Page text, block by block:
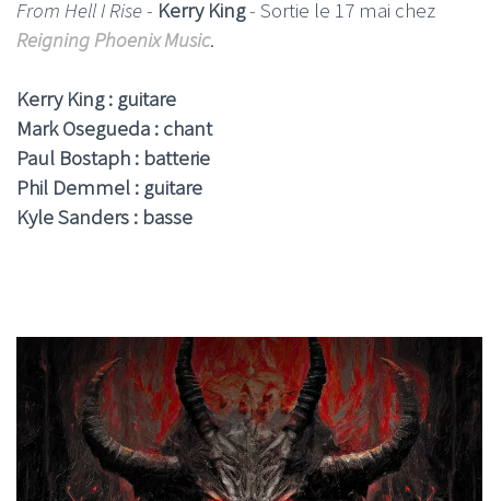
From Hell I Rise- Kerry King- Sortie le 17 mai chez
Reigning Phoenix Music.
Kerry King : guitare
Mark Osegueda : chant
Paul Bostaph : batterie
Phil Demmel : guitare
Kyle Sanders : basse